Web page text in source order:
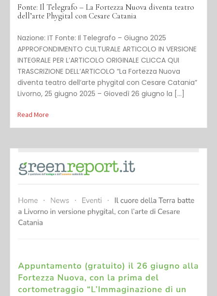
Fonte: Il Telegrafo – La Fortezza Nuova diventa teatro
dell’arte Phygital con Cesare Catania
Nazione: IT Fonte: Il Telegrafo – Giugno 2025
APPROFONDIMENTO CULTURALE ARTICOLO IN VERSIONE
INTEGRALE PER L’ARTICOLO ORIGINALE CLICCA QUI
TRASCRIZIONE DELL’ARTICOLO “La Fortezza Nuova
diventa teatro dell’arte phygital con Cesare Catania”
Livorno, 25 giugno 2025 – Giovedì 26 giugno la […]
Read More